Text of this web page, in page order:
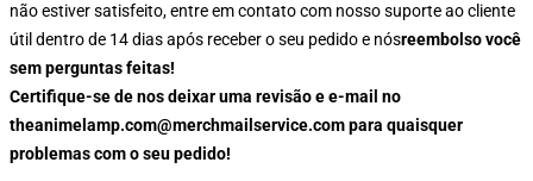
não estiver satisfeito, entre em contato com nosso suporte ao cliente
útil dentro de 14 dias após receber o seu pedido e nósreembolso você
sem perguntas feitas!
Certifique-se de nos deixar uma revisão e e-mail no
theanimelamp.com@merchmailservice.com para quaisquer
problemas com o seu pedido!